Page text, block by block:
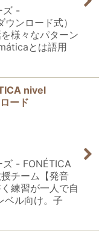
ズ -
ンロード式）
様々なパターン
とは語用
nivel
ード
- FONÉTICA
チーム【発音
練習が一人で自
ベル向け。子